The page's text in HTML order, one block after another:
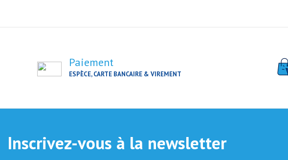
Paiement
ESPÈCE, CARTE BANCAIRE & VIREMENT
Inscrivez-vous à la newsletter